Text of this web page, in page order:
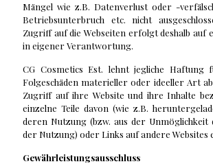
Mängel wie z.B. Datenverlust oder -
Betriebsunterbruch etc. nicht
Zugriff auf die Webseiten erfolgt deshalb auf
in eigener Verantwortung.
CG Cosmetics Est. lehnt jegliche Haftung
Folgeschäden materieller oder ideeller Art
Zugriff auf ihre Website und ihre Inhalte
einzelne Teile davon (wie z.B.
deren Nutzung (bzw. aus der
der Nutzung) oder Links auf andere Websites
Gewährleistungsausschluss